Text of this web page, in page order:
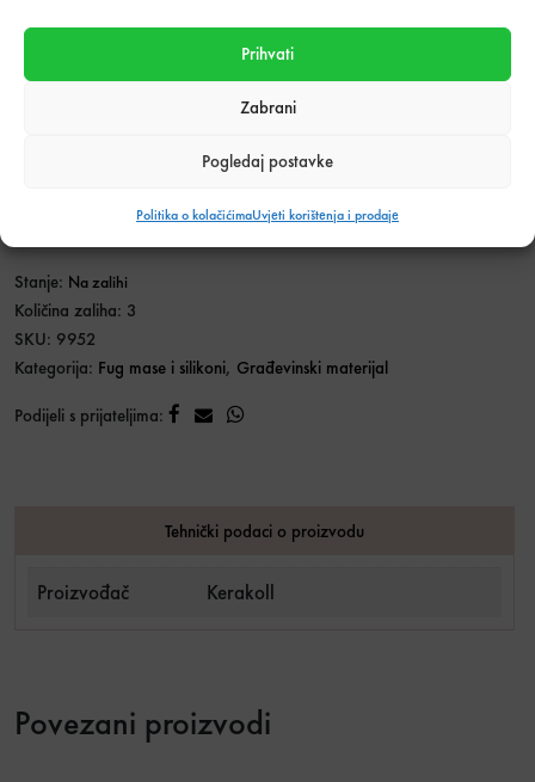
Prihvati
Zabrani
Pogledaj postavke
Politika o kolačićimaUvjeti korištenja i prodaje
održavanju, predstavlja odlično rješenje za moderne
stambene i poslovne projekte.
Kerakoll Fugabella Color KK 72 3kg
Dodaj u listu želja
Stanje: Na zalihi
Količina zaliha: 3
SKU: 9952
Kategorija: Fug mase i silikoni, Građevinski materijal
Podijeli s prijateljima:
Tehnički podaci o proizvodu
Proizvođač Kerakoll
Povezani proizvodi